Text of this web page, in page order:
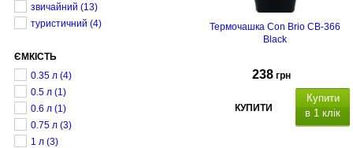
звичайний (13)
туристичний (4)
ЄМКІСТЬ
0.35 л (4)
0.5 л (1)
0.6 л (1)
0.75 л (3)
1 л (3)
Термочашка Con Brio CB-366
Black
238 грн
КУПИТИ
Купити
в 1 клік